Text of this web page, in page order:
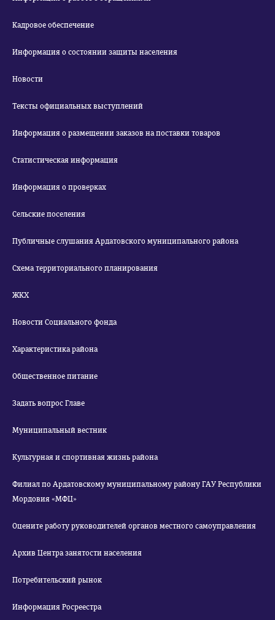
Кадровое обеспечение
Информация о состоянии защиты населения
Новости
Тексты официальных выступлений
Информация о размещении заказов на поставки товаров
Статистическая информация
Информация о проверках
Сельские поселения
Публичные слушания Ардатовского муниципального района
Схема территориального планирования
ЖКХ
Новости Социального фонда
Характеристика района
Общественное питание
Задать вопрос Главе
Муниципальный вестник
Культурная и спортивная жизнь района
Филиал по Ардатовскому муниципальному району ГАУ Республики
Мордовия «МФЦ»
Оцените работу руководителей органов местного самоуправления
Архив Центра занятости населения
Потребительский рынок
Информация Росреестра